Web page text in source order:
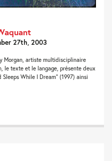
27th, 2003
Morgan, artiste multidisciplinaire
le texte et le langage, présente deux
While I Dream” (1997) ainsi